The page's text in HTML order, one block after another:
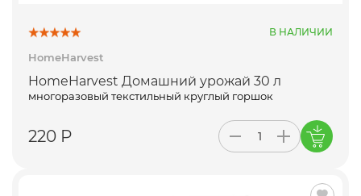
В НАЛИЧИИ
HomeHarvest
HomeHarvest Домашний урожай 30 л
многоразовый текстильный круглый горшок
220 Р